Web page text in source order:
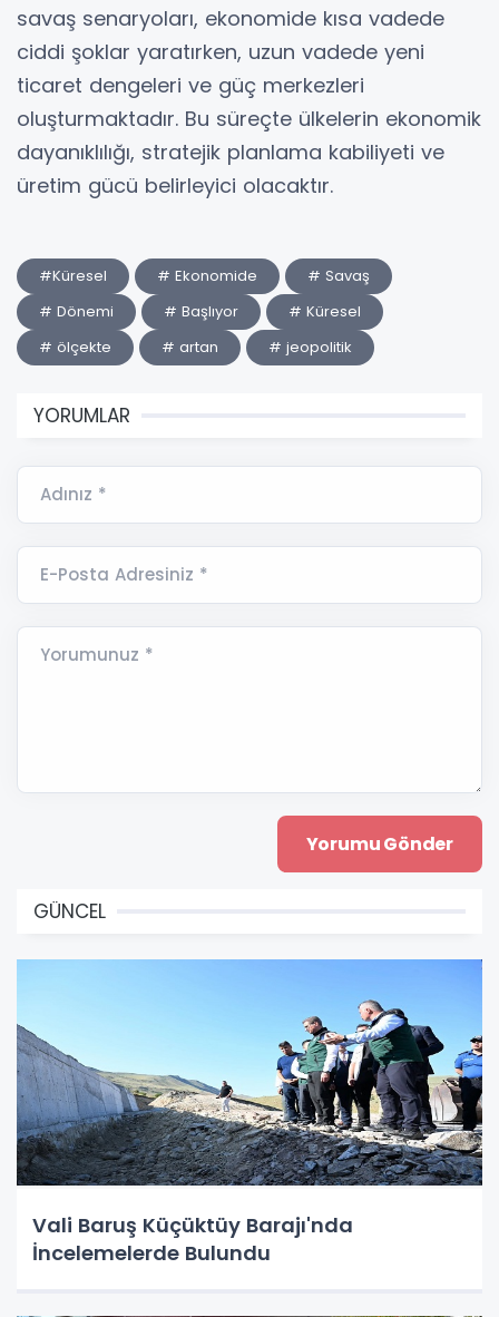
savaş senaryoları, ekonomide kısa vadede
ciddi şoklar yaratırken, uzun vadede yeni
ticaret dengeleri ve güç merkezleri
oluşturmaktadır. Bu süreçte ülkelerin ekonomik
dayanıklılığı, stratejik planlama kabiliyeti ve
üretim gücü belirleyici olacaktır.
#Küresel # Ekonomide
# Savaş
# Dönemi
# Başlıyor
# Küresel
# ölçekte
# artan # jeopolitik
YORUMLAR
Adınız *
E-Posta Adresiniz *
Yorumunuz *
GÜNCEL
Vali Baruş Küçüktüy Barajı'nda
İncelemelerde Bulundu